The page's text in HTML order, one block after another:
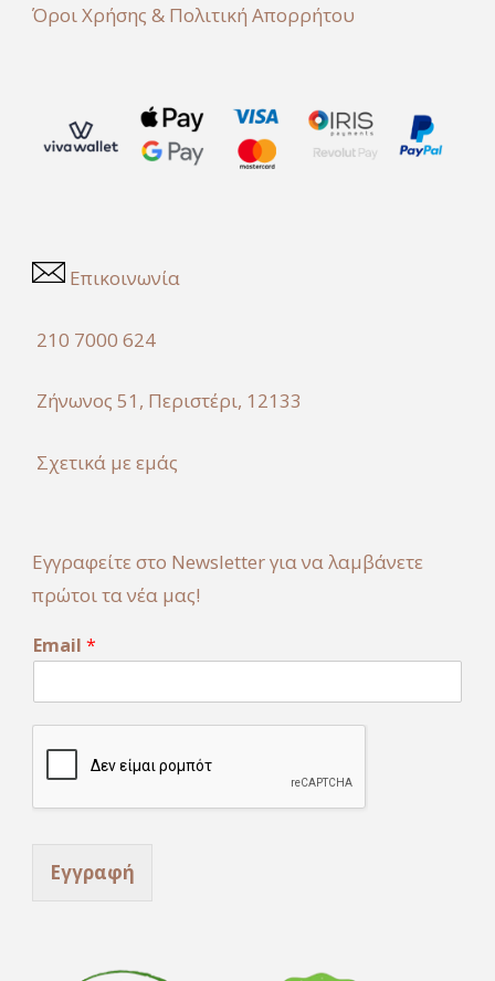
Όροι Χρήσης & Πολιτική Απορρήτου
Επικοινωνία
210 7000 624
Ζήνωνος 51, Περιστέρι, 12133
Σχετικά με εμάς
Εγγραφείτε στο Newsletter για να λαμβάνετε
πρώτοι τα νέα μας!
E
m
i
l
Email *
Εγγραφή